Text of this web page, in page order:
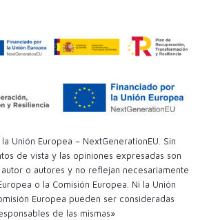
Unión Europea – NextGenerationEU. Sin
de vista y las opiniones expresadas son
o autores y no reflejan necesariamente
o la Comisión Europea. Ni la Unión
Europea pueden ser consideradas
de las mismas»